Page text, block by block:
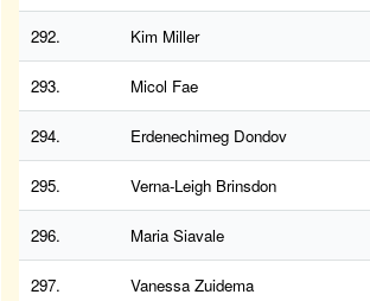
292. Kim Miller
293. Micol Fae
294. Erdenechimeg Dondov
295. Verna-Leigh Brinsdon
296. Maria Siavale
297. Vanessa Zuidema